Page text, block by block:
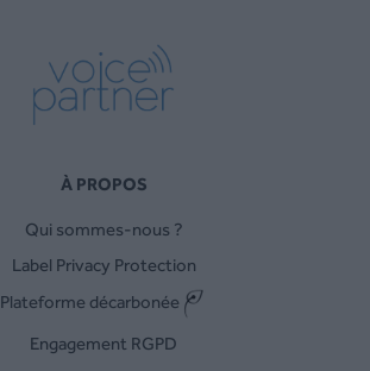
À PROPOS
Qui sommes-nous ?
Label Privacy Protection
Plateforme décarbonée
Engagement RGPD